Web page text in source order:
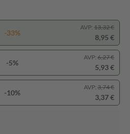
-33%
AVP: 13,32 €
8,95 €
-5%
AVP: 6,27 €
5,93 €
-10%
AVP: 3,74 €
3,37 €